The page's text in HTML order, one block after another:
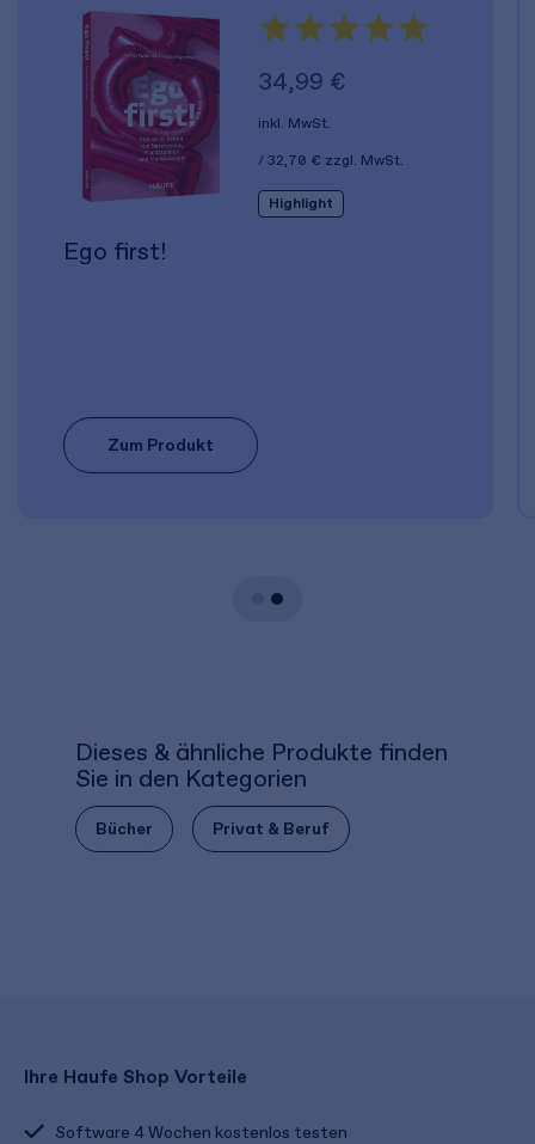
34,99 €
inkl. MwSt.
32,70 € zzgl. MwSt.
Highlight
Ego first!
Zum Produkt
Dieses & ähnliche Produkte finden
Sie in den Kategorien
Bücher Privat & Beruf
Ihre Haufe Shop Vorteile
Software 4 Wochen kostenlos testen